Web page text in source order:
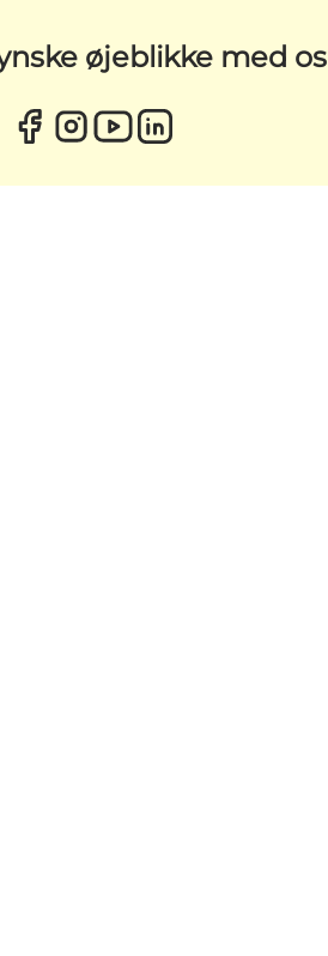
øjeblikke med os